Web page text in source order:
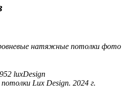
натяжные потолки фото
luxDesign
Lux Design. 2024 г.